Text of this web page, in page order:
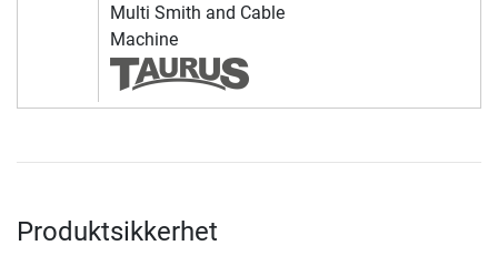
Multi Smith and Cable
Machine
Produktsikkerhet